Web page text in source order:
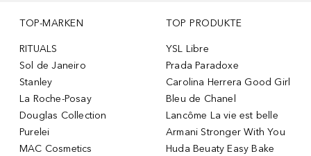
TOP-MARKEN
RITUALS
Sol de Janeiro
Stanley
La Roche-Posay
Douglas Collection
Purelei
MAC Cosmetics
TOP PRODUKTE
YSL Libre
Prada Paradoxe
Carolina Herrera Good Girl
Bleu de Chanel
Lancôme La vie est belle
Armani Stronger With You
Huda Beuaty Easy Bake